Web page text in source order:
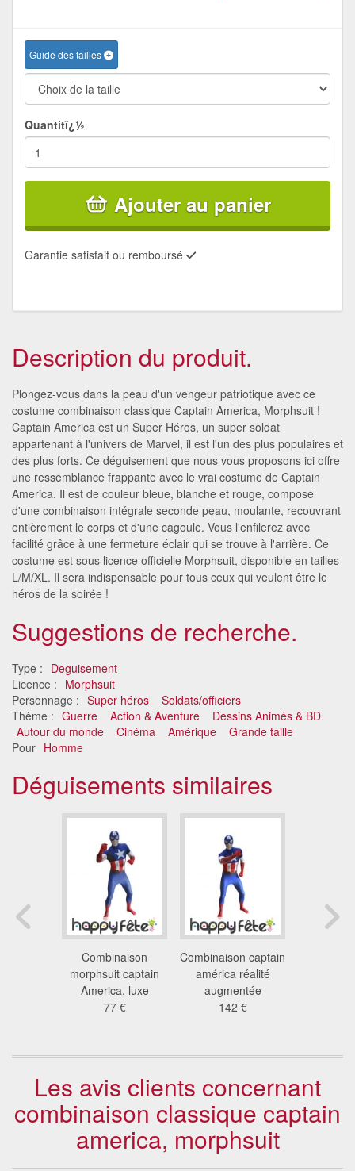
Guide des tailles
Quantitï¿½
Ajouter au panier
Garantie satisfait ou remboursé
Description du produit.
Plongez-vous dans la peau d'un vengeur patriotique avec ce
costume combinaison classique Captain America, Morphsuit !
Captain America est un Super Héros, un super soldat
appartenant à l'univers de Marvel, il est l'un des plus populaires et
des plus forts. Ce déguisement que nous vous proposons ici offre
une ressemblance frappante avec le vrai costume de Captain
America. Il est de couleur bleue, blanche et rouge, composé
d'une combinaison intégrale seconde peau, moulante, recouvrant
entièrement le corps et d'une cagoule. Vous l'enfilerez avec
facilité grâce à une fermeture éclair qui se trouve à l'arrière. Ce
costume est sous licence officielle Morphsuit, disponible en tailles
L/M/XL. Il sera indispensable pour tous ceux qui veulent être le
héros de la soirée !
Suggestions de recherche.
Type : Deguisement
Licence : Morphsuit
Personnage : Super héros
Soldats/officiers
Thème : Guerre Action & Aventure
Dessins Animés & BD
Autour du monde
Cinéma Amérique
Grande taille
Pour Homme
Déguisements similaires
Combinaison
morphsuit captain
America, luxe
77 €
Combinaison captain
américa réalité
augmentée
142 €
Les avis clients concernant
combinaison classique captain
america, morphsuit